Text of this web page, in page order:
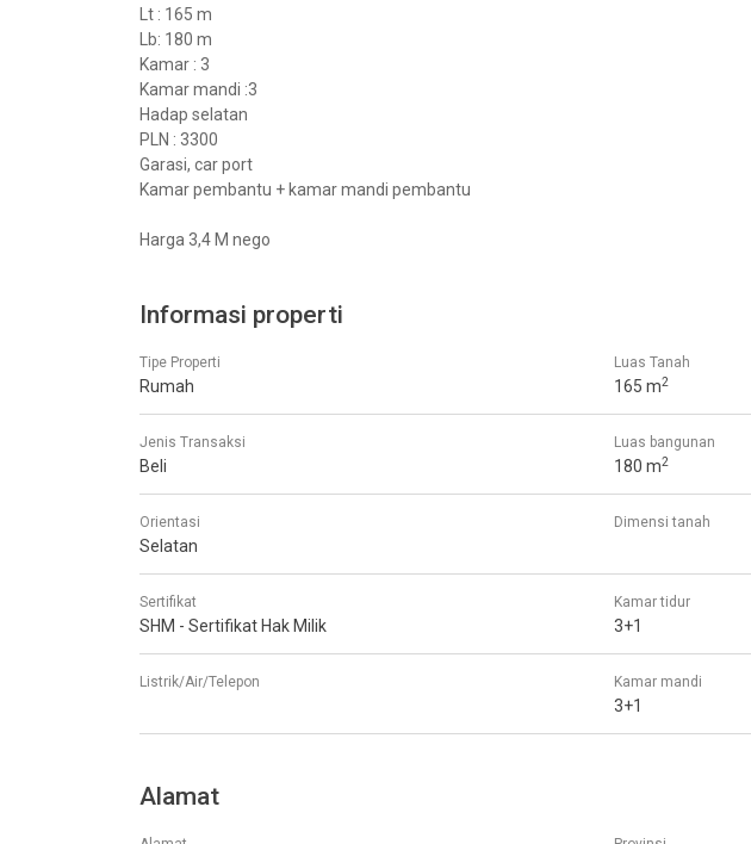
Lt : 165 m
Lb: 180 m
Kamar : 3
Kamar mandi :3
Hadap selatan
PLN : 3300
Garasi, car port
Kamar pembantu + kamar mandi pembantu
Harga 3,4 M nego
Informasi properti
Tipe Properti
Rumah
Luas Tanah
165 m2
Jenis Transaksi
Beli
Luas bangunan
180 m2
Orientasi
Selatan
Dimensi tanah
Sertifikat
SHM - Sertifikat Hak Milik
Kamar tidur
3+1
Listrik/Air/Telepon Kamar mandi
3+1
Alamat